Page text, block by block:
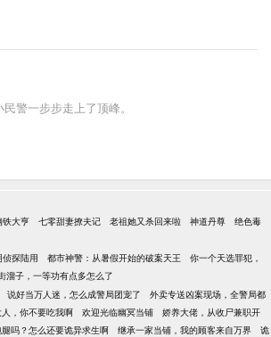
警一步步走上了顶峰。
铁大亨 七零甜妻撩夫记 老祖她又杀回来啦 神道丹尊
绝色毒
侦探陆用 都市神警：从暑假开始的破案天王
你一个天选罪犯，
溜子，一等功有点多怎么了
说好当万人迷，怎么成警局团宠了
外卖专送凶案现场，全警局都
，你不要吃我啊 欢迎光临幽冥当铺
娇养大佬，从收尸兼职开
吗？怎么还要诡异求生啊 继承一家当铺，我的顾客来自万界
诡